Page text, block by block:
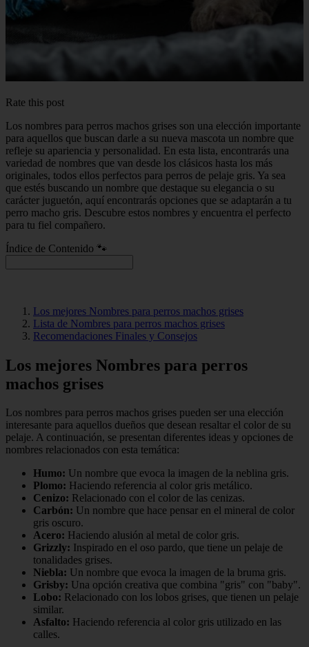
Rate this post
Los nombres para perros machos grises son una elección importante
para aquellos que buscan darle a su nueva mascota un nombre que
refleje su apariencia y personalidad. En esta lista, encontrarás una
variedad de nombres que van desde los clásicos hasta los más
originales, todos ellos perfectos para perros de pelaje gris. Ya sea
que estés buscando un nombre que destaque su elegancia o su
carácter juguetón, aquí encontrarás opciones que se adaptarán a tu
perro macho gris. Descubre estos nombres y encuentra el perfecto
para tu fiel compañero.
Índice de Contenido 🐾
Los mejores Nombres para perros machos grises
Lista de Nombres para perros machos grises
Recomendaciones Finales y Consejos
Los mejores Nombres para perros
machos grises
Los nombres para perros machos grises pueden ser una elección
interesante para aquellos dueños que desean resaltar el color de su
pelaje. A continuación, se presentan diferentes ideas y opciones de
nombres relacionados con esta temática:
Humo: Un nombre que evoca la imagen de la neblina gris.
Plomo: Haciendo referencia al color gris metálico.
Cenizo: Relacionado con el color de las cenizas.
Carbón: Un nombre que hace pensar en el mineral de color
gris oscuro.
Acero: Haciendo alusión al metal de color gris.
Grizzly: Inspirado en el oso pardo, que tiene un pelaje de
tonalidades grises.
Niebla: Un nombre que evoca la imagen de la bruma gris.
Grisby: Una opción creativa que combina "gris" con "baby".
Lobo: Relacionado con los lobos grises, que tienen un pelaje
similar.
Asfalto: Haciendo referencia al color gris utilizado en las
calles.